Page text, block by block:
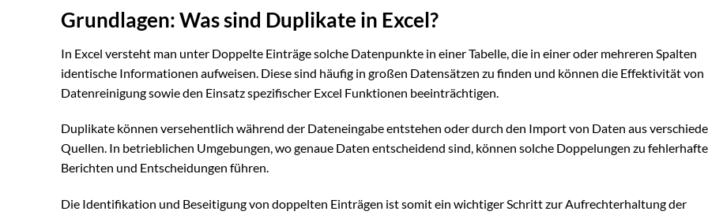
Grundlagen: Was sind Duplikate in Excel?
In Excel versteht man unter Doppelte Einträge solche Datenpunkte in einer Tabelle, die in einer oder mehreren Spalten
identische Informationen aufweisen. Diese sind häufig in großen Datensätzen zu finden und können die Effektivität von
Datenreinigung sowie den Einsatz spezifischer Excel Funktionen beeinträchtigen.
Duplikate können versehentlich während der Dateneingabe entstehen oder durch den Import von Daten aus
Quellen. In betrieblichen Umgebungen, wo genaue Daten entscheidend sind, können solche Doppelungen zu
Berichten und Entscheidungen führen.
Die Identifikation und Beseitigung von doppelten Einträgen ist somit ein wichtiger Schritt zur Aufrechterhaltung der